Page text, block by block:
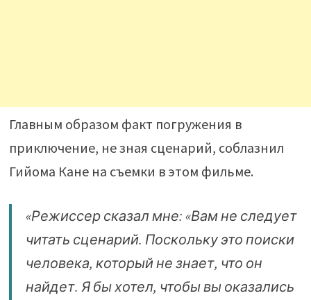
Главным образом факт погружения в
приключение, не зная сценарий, соблазнил
Гийома Кане на съемки в этом фильме.
«Режиссер сказал мне: «Вам не следует
читать сценарий. Поскольку это поиски
человека, который не знает, что он
найдет. Я бы хотел, чтобы вы оказались